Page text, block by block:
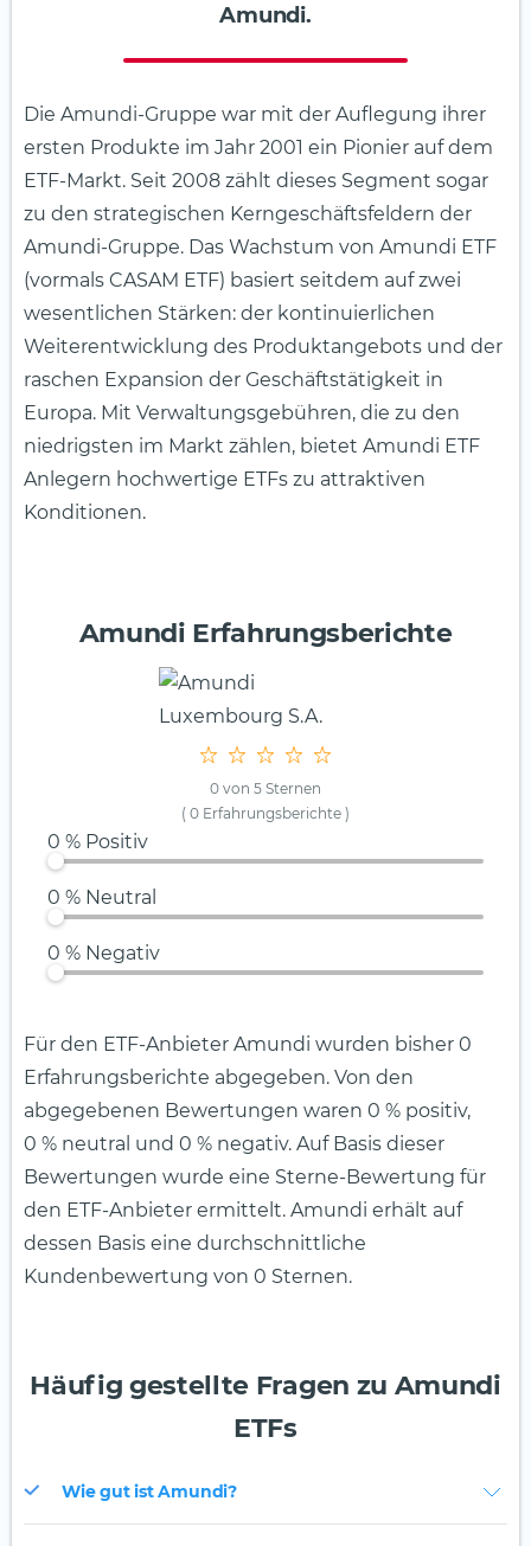
Amundi.
Die Amundi-Gruppe war mit der Auflegung ihrer
ersten Produkte im Jahr 2001 ein Pionier auf dem
ETF-Markt. Seit 2008 zählt dieses Segment sogar
zu den strategischen Kerngeschäftsfeldern der
Amundi-Gruppe. Das Wachstum von Amundi ETF
(vormals CASAM ETF) basiert seitdem auf zwei
wesentlichen Stärken: der kontinuierlichen
Weiterentwicklung des Produktangebots und der
raschen Expansion der Geschäftstätigkeit in
Europa. Mit Verwaltungsgebühren, die zu den
niedrigsten im Markt zählen, bietet Amundi ETF
Anlegern hochwertige ETFs zu attraktiven
Konditionen.
Amundi Erfahrungsberichte
0 von 5 Sternen
( 0 Erfahrungsberichte )
0 % Positiv
0 % Neutral
0 % Negativ
Für den ETF-Anbieter Amundi wurden bisher 0
Erfahrungsberichte abgegeben. Von den
abgegebenen Bewertungen waren 0 % positiv,
0 % neutral und 0 % negativ. Auf Basis dieser
Bewertungen wurde eine Sterne-Bewertung für
den ETF-Anbieter ermittelt. Amundi erhält auf
dessen Basis eine durch­schnittliche
Kundenbewertung von 0 Sternen.
Häufig gestellte Fragen zu Amundi
ETFs
Wie gut ist Amundi?